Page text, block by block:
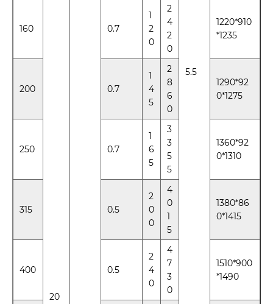
20
5.5
160 0.7
1
2
0
2
4
2
0
1220*910
*1235
200 0.7
1
4
5
2
8
6
0
1290*92
0*1275
250 0.7
1
6
5
3
3
5
5
1360*92
0*1310
315 0.5
2
0
0
4
0
1
5
1380*86
0*1415
400 0.5
2
4
0
4
7
3
0
1510*900
*1490